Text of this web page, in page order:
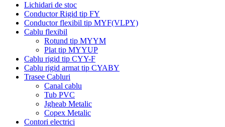
Lichidari de stoc
Conductor Rigid tip FY
Conductor flexibil tip MYF(VLPY)
Cablu flexibil
Rotund tip MYYM
Plat tip MYYUP
Cablu rigid tip CYY-F
Cablu rigid armat tip CYABY
Trasee Cabluri
Canal cablu
Tub PVC
Jgheab Metalic
Copex Metalic
Contori electrici